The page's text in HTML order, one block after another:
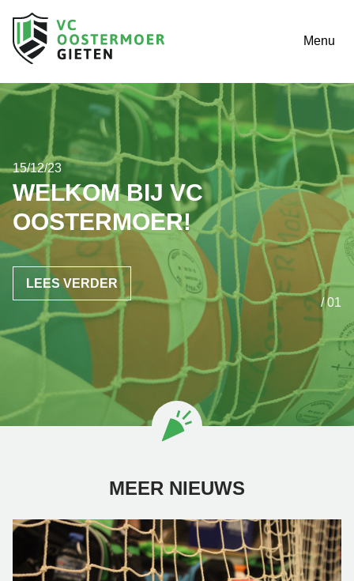
Menu
15/12/23
WELKOM BIJ VC
OOSTERMOER!
LEES VERDER
/ 01
MEER NIEUWS